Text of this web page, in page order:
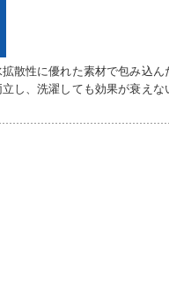
散性に優れた素材で包み込ん
し、洗濯しても効果が衰え